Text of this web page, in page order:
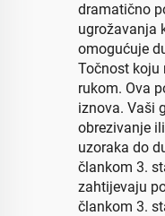
dramatično
ugrožavanja
omogućuje
Točnost koju
rukom. Ova
iznova. Vaši
obrezivanje
uzoraka do
člankom 3.
zahtijevaju
člankom 3.